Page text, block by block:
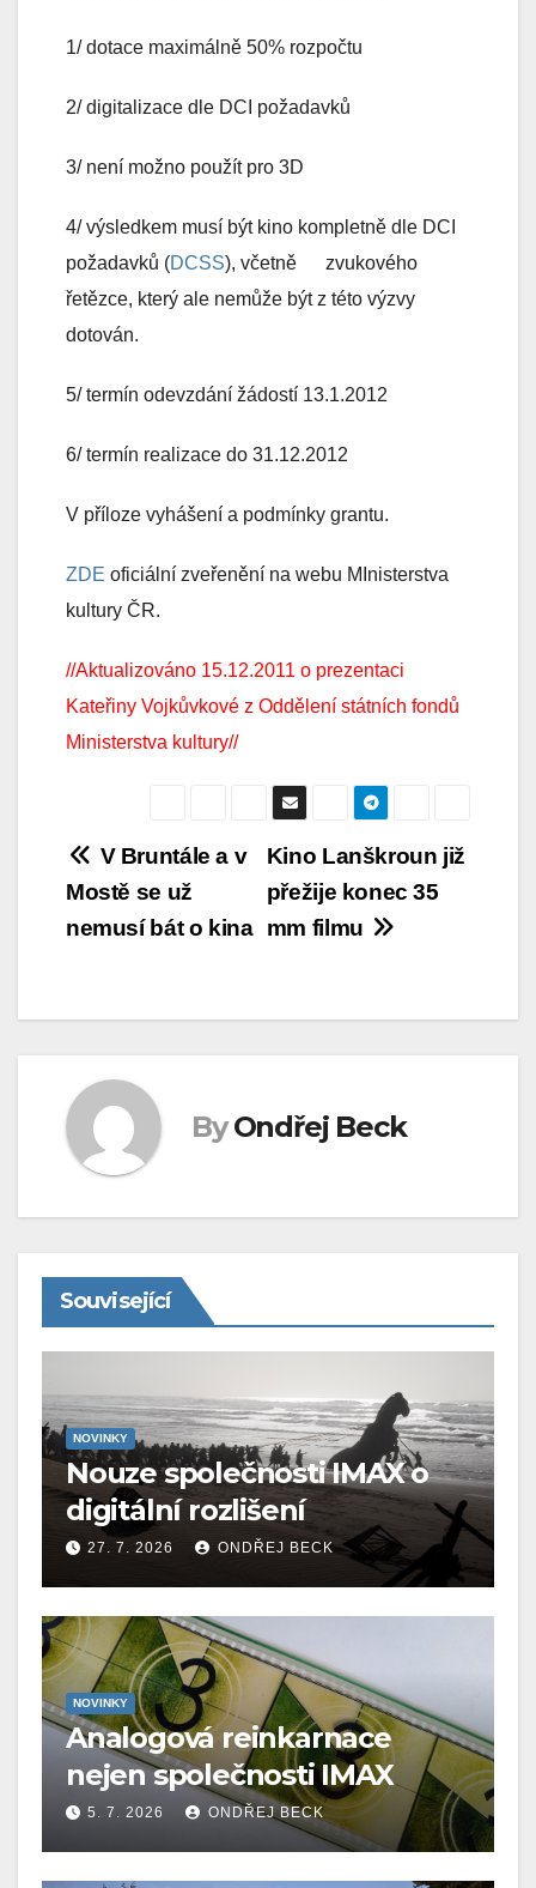
1/ dotace maximálně 50% rozpočtu
2/ digitalizace dle DCI požadavků
3/ není možno použít pro 3D
4/ výsledkem musí být kino kompletně dle DCI
požadavků (DCSS), včetně zvukového
řetězce, který ale nemůže být z této výzvy
dotován.
5/ termín odevzdání žádostí 13.1.2012
6/ termín realizace do 31.12.2012
V příloze vyhášení a podmínky grantu.
ZDE oficiální zveřenění na webu MInisterstva
kultury ČR.
//Aktualizováno 15.12.2011 o prezentaci
Kateřiny Vojkůvkové z Oddělení státních fondů
Ministerstva kultury//
Navigace
pro
Kino Lanškroun již
přežije konec 35
mm filmu
V Bruntále a v
Mostě se už
nemusí bát o kina
By Ondřej Beck
Související
NOVINKY
Nouze společnosti IMAX o
digitální rozlišení
27. 7. 2026 ONDŘEJ BECK
NOVINKY
Analogová reinkarnace
nejen společnosti IMAX
5. 7. 2026 ONDŘEJ BECK